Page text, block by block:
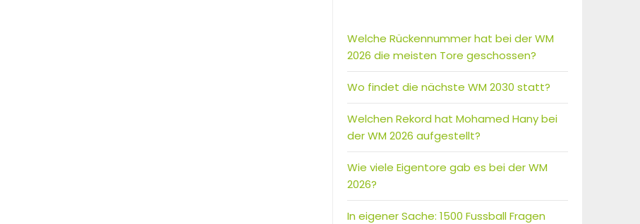
Welche Rückennummer hat bei der WM
2026 die meisten Tore geschossen?
Wo findet die nächste WM 2030 statt?
Welchen Rekord hat Mohamed Hany bei
der WM 2026 aufgestellt?
Wie viele Eigentore gab es bei der WM
2026?
In eigener Sache: 1500 Fussball Fragen